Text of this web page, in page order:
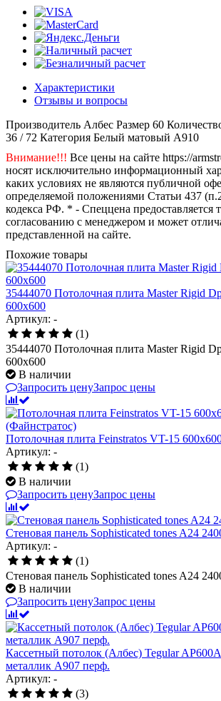
Характеристики
Отзывы и вопросы
Производитель Албес Размер 60
36 / 72 Категория Белый матовый A910
Внимание!!! Все цены на сайте https://
носят исключительно информационный
каких условиях не являются публичной
определяемой положениями Статьи 437
кодекса РФ. * - Спеццена предоставляется
согласованию с менеджером и может
представленной на сайте.
Похожие товары
35444070 Потолочная плита Master Rigid
600x600
Артикул: -
(1)
35444070 Потолочная плита Master Rigid
600x600
В наличии
Запросить ценуЗапрос цены
Потолочная плита Feinstratos VT-15
Артикул: -
(1)
В наличии
Запросить ценуЗапрос цены
Стеновая панель Sophisticated tones A24
Артикул: -
(1)
Стеновая панель Sophisticated tones A24
В наличии
Запросить ценуЗапрос цены
Кассетный потолок (Албес) Tegular
металлик А907 перф.
Артикул: -
(3)